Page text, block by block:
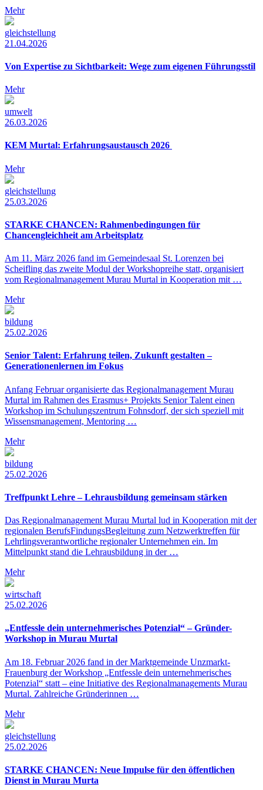
Mehr
gleichstellung
21.04.2026
Von Expertise zu Sichtbarkeit: Wege zum eigenen Führungsstil
Mehr
umwelt
26.03.2026
KEM Murtal: Erfahrungsaustausch 2026
Mehr
gleichstellung
25.03.2026
STARKE CHANCEN: Rahmenbedingungen für
Chancengleichheit am Arbeitsplatz
Am 11. März 2026 fand im Gemeindesaal St. Lorenzen bei
Scheifling das zweite Modul der Workshopreihe statt, organisiert
vom Regionalmanagement Murau Murtal in Kooperation mit …
Mehr
bildung
25.02.2026
Senior Talent: Erfahrung teilen, Zukunft gestalten –
Generationenlernen im Fokus
Anfang Februar organisierte das Regionalmanagement Murau
Murtal im Rahmen des Erasmus+ Projekts Senior Talent einen
Workshop im Schulungszentrum Fohnsdorf, der sich speziell mit
Wissensmanagement, Mentoring …
Mehr
bildung
25.02.2026
Treffpunkt Lehre – Lehrausbildung gemeinsam stärken
Das Regionalmanagement Murau Murtal lud in Kooperation mit der
regionalen BerufsFindungsBegleitung zum Netzwerktreffen für
Lehrlingsverantwortliche regionaler Unternehmen ein. Im
Mittelpunkt stand die Lehrausbildung in der …
Mehr
wirtschaft
25.02.2026
„Entfessle dein unternehmerisches Potenzial“ – Gründer-
Workshop in Murau Murtal
Am 18. Februar 2026 fand in der Marktgemeinde Unzmarkt-
Frauenburg der Workshop „Entfessle dein unternehmerisches
Potenzial“ statt – eine Initiative des Regionalmanagements Murau
Murtal. Zahlreiche Gründerinnen …
Mehr
gleichstellung
25.02.2026
STARKE CHANCEN: Neue Impulse für den öffentlichen
Dienst in Murau Murta